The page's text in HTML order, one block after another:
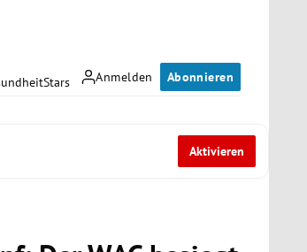
Anmelden Abonnieren
Stars
Aktivieren